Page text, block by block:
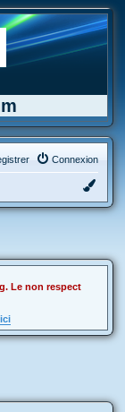
Connexion
Le non respect